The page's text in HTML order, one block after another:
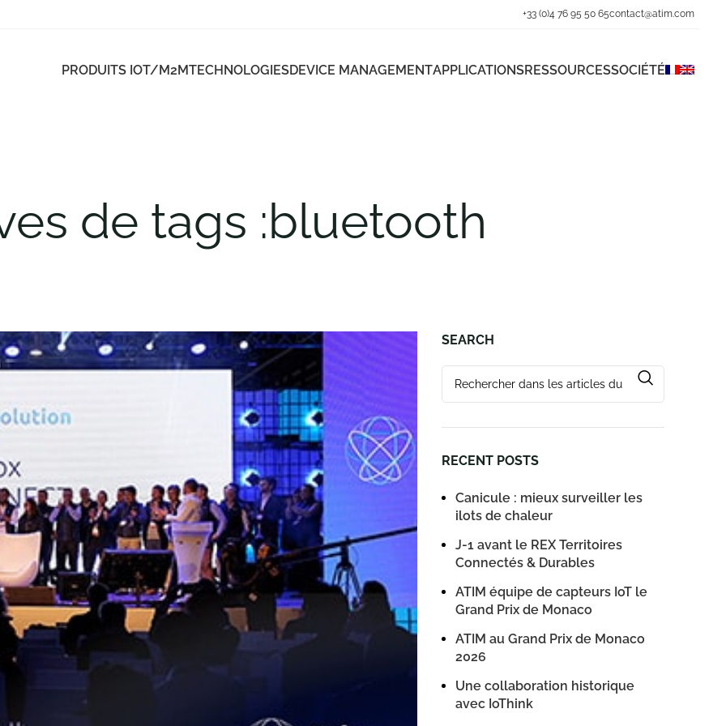
+33 (0)4 76 95 50 65contact@atim.com
PRODUITS IOT/M2MTECHNOLOGIESDEVICE MANAGEMENTAPPLICATIONSRESSOURCESSOCIÉTÉ
de tags :bluetooth
SEARCH
RECENT POSTS
Canicule : mieux surveiller les
ilots de chaleur
J-1 avant le REX Territoires
Connectés & Durables
ATIM équipe de capteurs IoT le
Grand Prix de Monaco
ATIM au Grand Prix de Monaco
2026
Une collaboration historique
avec IoThink